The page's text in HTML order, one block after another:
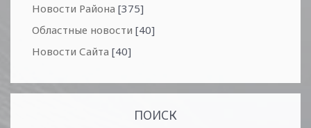
Новости Района [375]
Областные новости [40]
Новости Сайта [40]
ПОИСК